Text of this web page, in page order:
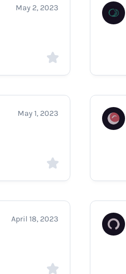
May 2, 2023
May 1, 2023
April 18, 2023